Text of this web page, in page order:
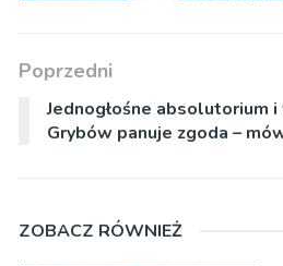
Poprzedni
Jednogłośne absolutorium
Grybów panuje zgoda –
ZOBACZ RÓWNIEŻ